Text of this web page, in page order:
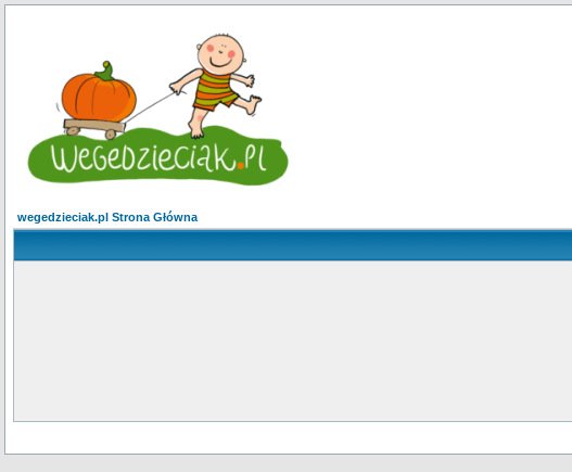
wegedzieciak.pl Strona Główna